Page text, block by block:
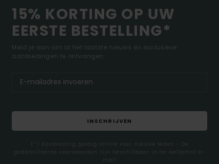
15% KORTING OP UW
EERSTE BESTELLING*
Meld je aan om al het laatste nieuws en exclusieve
aanbiedingen te ontvangen.
INSCHRIJVEN
(*) Aanbieding geldig online voor nieuwe leden - De
gedetailleerde voorwaarden zijn beschikbaar in de welkomst e-
mail